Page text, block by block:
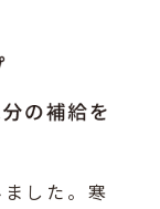
した。寒